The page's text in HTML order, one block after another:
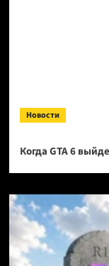
Новости
Когда GTA 6